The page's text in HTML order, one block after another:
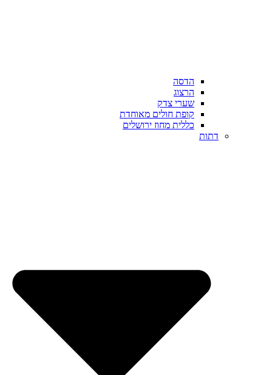
הדסה
הרצוג
שערי צדק
קופת חולים מאוחדת
כללית מחוז ירושלים
דתות